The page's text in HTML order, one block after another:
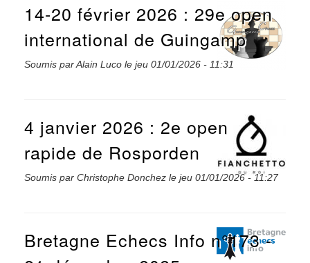
14-20 février 2026 : 29e open
international de Guingamp
Soumis parAlain Luco le jeu 01/01/2026 - 11:31
4 janvier 2026 : 2e open
rapide de Rosporden
Soumis par Christophe Donchez le jeu 01/01/2026 - 11:27
Bretagne Echecs Info n°173 -